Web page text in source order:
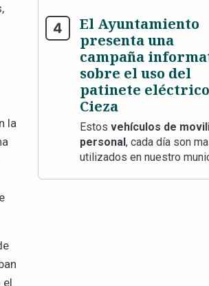
la
el
El Ayuntamiento
presenta una
campaña
sobre el uso del
patinete
Cieza
Estos vehículos de
personal, cada día son
utilizados en nuestro